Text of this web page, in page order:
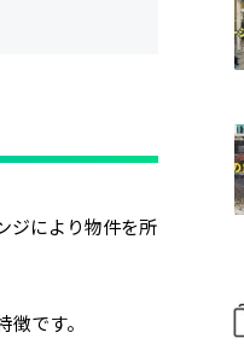
ジにより物件を所
です。